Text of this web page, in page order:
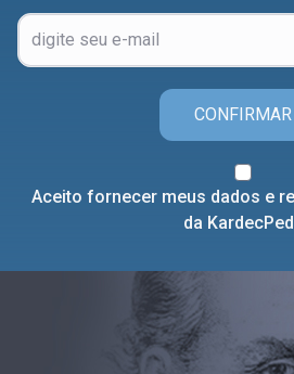
CONFIRMAR
Aceito fornecer meus dados e
da